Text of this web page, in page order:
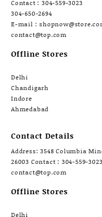
Contact : 304-559-3023
304-650-2694
E-mail :
contact@top.com
Offline Stores
Delhi
Chandigarh
Indore
Ahmedabad
Contact Details
Address: 3548 Columbia
26003 Contact : 304-559-
contact@top.com
Offline Stores
Delhi